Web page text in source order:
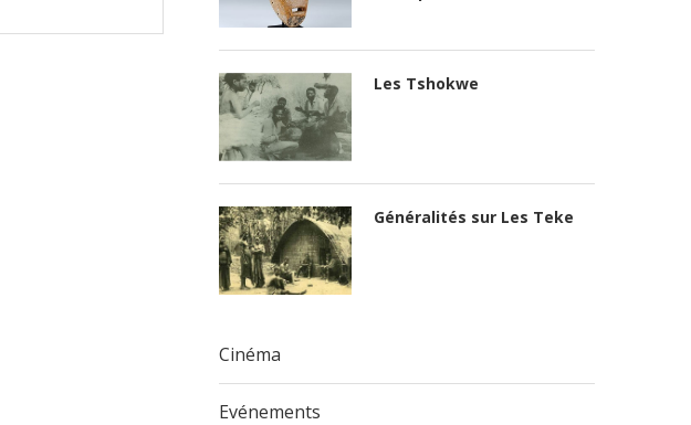
Les Tshokwe
Généralités sur Les Teke
Cinéma
Evénements